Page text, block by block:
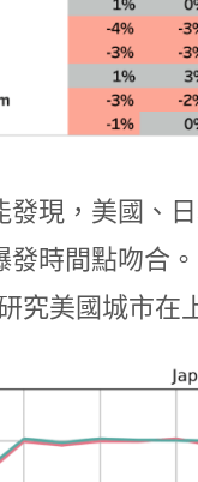
發現，美國、
發時間點吻合
究美國城市在